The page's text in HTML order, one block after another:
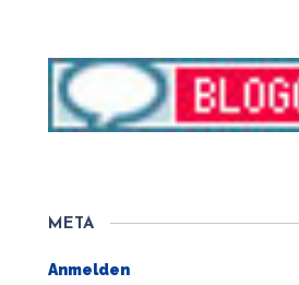
META
Anmelden